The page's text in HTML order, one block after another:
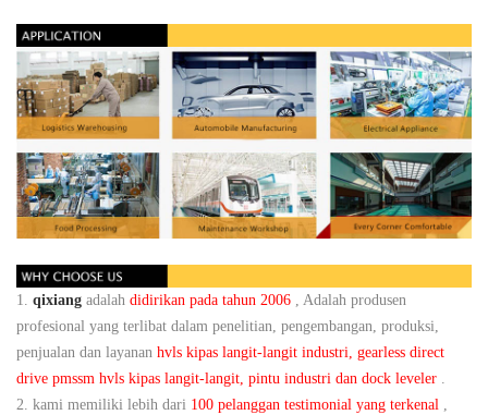
1. qixiang adalah didirikan pada tahun 2006 , Adalah produsen
profesional yang terlibat dalam penelitian, pengembangan, produksi,
penjualan dan layanan hvls kipas langit-langit industri, gearless direct
drive pmssm hvls kipas langit-langit, pintu industri dan dock leveler .
2. kami memiliki lebih dari 100 pelanggan testimonial yang terkenal ,